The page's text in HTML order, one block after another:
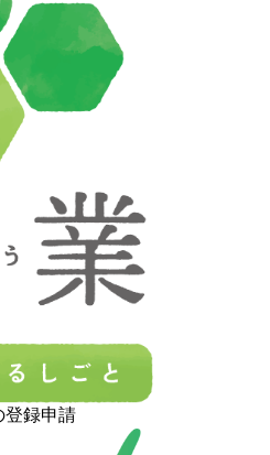
登録申請